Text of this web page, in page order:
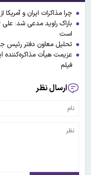
چرا مذاکرات ایران و
باراک راوید مدعی شد:
است
تحلیل معاون دفتر رئیس
عزیمت هیأت
فیلم
ارسال نظر